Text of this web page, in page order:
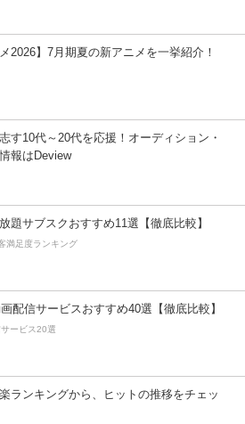
メ2026】7月期夏の新アニメを一挙紹介！
す10代～20代を応援！オーディション・
報はDeview
題サブスクおすすめ11選【徹底比較】
満足度ランキング
配信サービスおすすめ40選【徹底比較】
ービス20選
ランキングから、ヒットの推移をチェッ